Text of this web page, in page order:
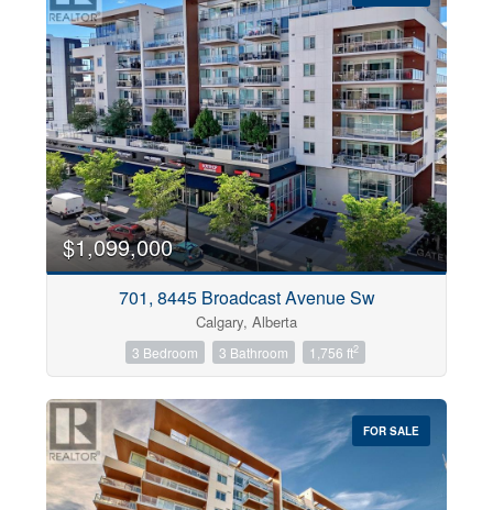
$1,099,000
701, 8445 Broadcast Avenue Sw
Calgary, Alberta
3 Bedroom 3 Bathroom 1,756 ft2
FOR SALE